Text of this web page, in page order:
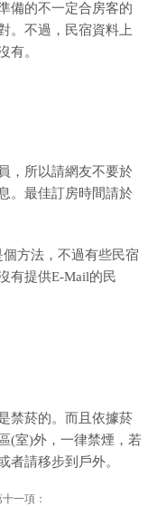
備的不一定合房客的
。不過，民宿資料上
有。
，所以請網友不要於
。最佳訂房時間請於
個方法，不過有些民宿
有提供E-Mail的民
禁菸的。而且依據菸
(室)外，一律禁煙，若
者請移步到戶外。
一項：